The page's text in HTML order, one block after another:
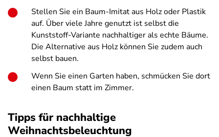
Stellen Sie ein Baum-Imitat aus Holz oder Plastik
auf. Über viele Jahre genutzt ist selbst die
Kunststoff-Variante nachhaltiger als echte Bäume.
Die Alternative aus Holz können Sie zudem auch
selbst bauen.
Wenn Sie einen Garten haben, schmücken Sie dort
einen Baum statt im Zimmer.
Tipps für nachhaltige
Weihnachtsbeleuchtung